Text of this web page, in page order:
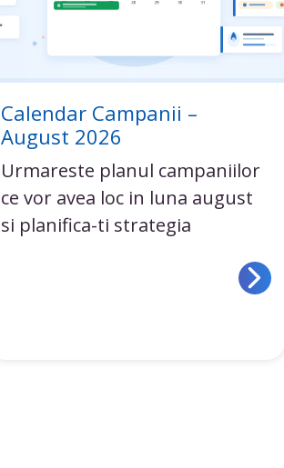
Calendar Campanii –
August 2026
Urmareste planul campaniilor
ce vor avea loc in luna august
si planifica-ti strategia